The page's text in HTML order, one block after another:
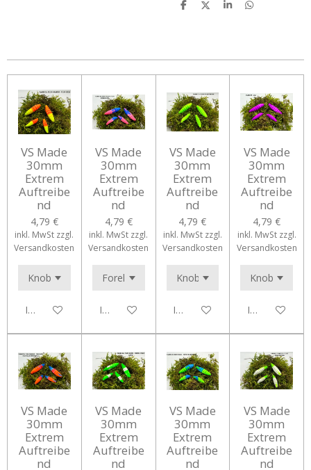
T
n
T
n
T
n
T
n
VS Made
30mm
Extrem
Auftreibe
nd
4,79 €
inkl. MwSt zzgl.
Versandkosten
In den Warenkorb
VS Made
30mm
Extrem
Auftreibe
nd
4,79 €
inkl. MwSt zzgl.
Versandkosten
In den Warenkorb
VS Made
30mm
Extrem
Auftreibe
nd
4,79 €
inkl. MwSt zzgl.
Versandkosten
In den Warenkorb
VS Made
30mm
Extrem
Auftreibe
nd
4,79 €
inkl. MwSt zzgl.
Versandkosten
In den
VS Made
30mm
Extrem
Auftreibe
nd
VS Made
30mm
Extrem
Auftreibe
nd
VS Made
30mm
Extrem
Auftreibe
nd
VS Made
30mm
Extrem
Auftreibe
nd